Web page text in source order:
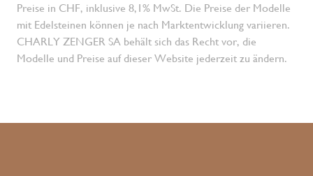
Preise in CHF, inklusive 8,1% MwSt. Die Preise der Modelle
mit Edelsteinen können je nach Marktentwicklung variieren.
CHARLY ZENGER SA behält sich das Recht vor, die
Modelle und Preise auf dieser Website jederzeit zu ändern.